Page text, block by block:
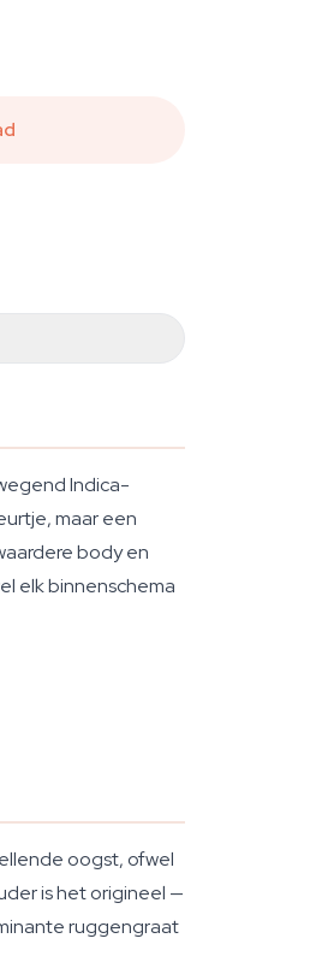
Indica-
maar een
body en
elk binnenschema
oogst, ofwel
is het origineel —
ruggengraat